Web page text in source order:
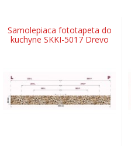
Samolepiaca fototapeta do
kuchyne SKKI-5017 Drevo